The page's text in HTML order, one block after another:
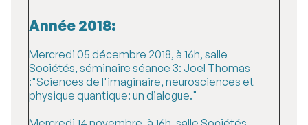
Année 2018:
Mercredi 05 décembre 2018, à 16h, salle
Sociétés, séminaire séance 3: Joel Thomas
:"Sciences de l'imaginaire, neurosciences et
physique quantique: un dialogue."